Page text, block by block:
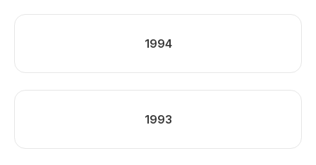
1994
1993